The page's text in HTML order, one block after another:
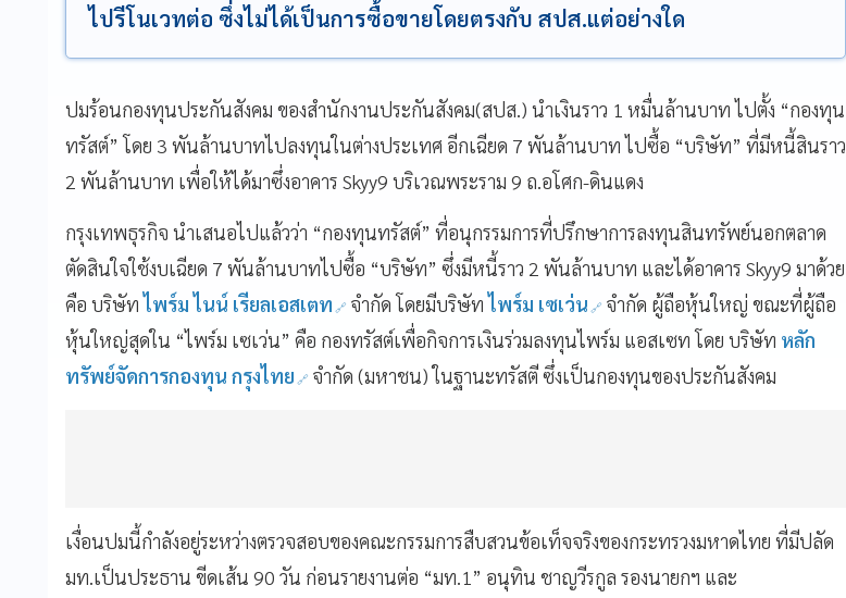
ไปรีโนเวทต่อ ซึ่งไม่ได้เป็นการซื้อขายโดยตรงกับ สปส.แต่อย่างใด
ปมร้อนกองทุนประกันสังคม ของสำนักงานประกันสังคม(สปส.) นำเงินราว 1 หมื่นล้านบาท ไปตั้ง “กองทุน
ทรัสต์” โดย 3 พันล้านบาทไปลงทุนในต่างประเทศ อีกเฉียด 7 พันล้านบาท ไปซื้อ “บริษัท” ที่มีหนี้สินราว
2 พันล้านบาท เพื่อให้ได้มาซึ่งอาคาร Skyy9 บริเวณพระราม 9 ถ.อโศก-ดินแดง
กรุงเทพธุรกิจ นำเสนอไปแล้วว่า “กองทุนทรัสต์” ที่อนุกรรมการที่ปรึกษาการลงทุนสินทรัพย์นอกตลาด
ตัดสินใจใช้งบเฉียด 7 พันล้านบาทไปซื้อ “บริษัท” ซึ่งมีหนี้ราว 2 พันล้านบาท และได้อาคาร Skyy9 มาด้วย
คือ บริษัทไพร์ม ไนน์ เรียลเอสเตท จำกัด โดยมีบริษัทไพร์ม เซเว่น จำกัด ผู้ถือหุ้นใหญ่ ขณะที่ผู้ถือ
หุ้นใหญ่สุดใน “ไพร์ม เซเว่น” คือ กองทรัสต์เพื่อกิจการเงินร่วมลงทุนไพร์ม แอสเซท โดย บริษัท หลัก
ทรัพย์จัดการกองทุน กรุงไทย จำกัด (มหาชน) ในฐานะทรัสตี ซึ่งเป็นกองทุนของประกันสังคม
เงื่อนปมนี้กำลังอยู่ระหว่างตรวจสอบของคณะกรรมการสืบสวนข้อเท็จจริงของกระทรวงมหาดไทย ที่มีปลัด
มท.เป็นประธาน ขีดเส้น 90 วัน ก่อนรายงานต่อ “มท.1” อนุทิน ชาญวีรกูล รองนายกฯ และ